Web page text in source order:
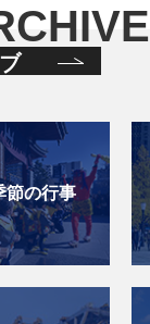
交通の歴史